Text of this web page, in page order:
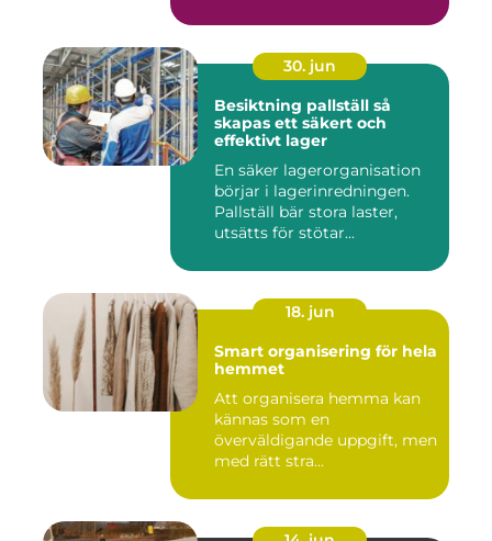
30. jun
Besiktning pallställ så
skapas ett säkert och
effektivt lager
En säker lagerorganisation
börjar i lagerinredningen.
Pallställ bär stora laster,
utsätts för stötar...
18. jun
Smart organisering för hela
hemmet
Att organisera hemma kan
kännas som en
överväldigande uppgift, men
med rätt stra...